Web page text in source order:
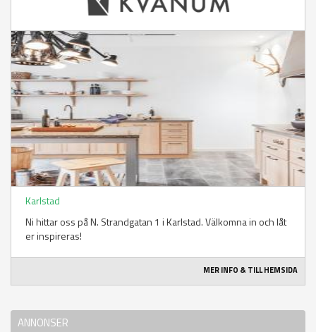
Karlstad
Ni hittar oss på N. Strandgatan 1 i Karlstad. Välkomna in och låt
er inspireras!
MER INFO & TILL HEMSIDA
ANNONSER